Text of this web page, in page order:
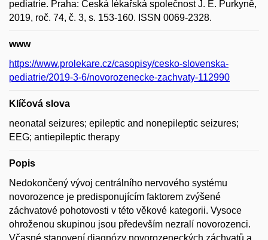
pediatrie. Praha: Česká lékařská společnost J. E. Purkyně,
2019, roč. 74, č. 3, s. 153-160. ISSN 0069-2328.
www
https://www.prolekare.cz/casopisy/cesko-slovenska-
pediatrie/2019-3-6/novorozenecke-zachvaty-112990
Klíčová slova
neonatal seizures; epileptic and nonepileptic seizures;
EEG; antiepileptic therapy
Popis
Nedokončený vývoj centrálního nervového systému
novorozence je predisponujícím faktorem zvýšené
záchvatové pohotovosti v této věkové kategorii. Vysoce
ohroženou skupinou jsou především nezralí novorozenci.
Včasné stanovení diagnózy novorozeneckých záchvatů a